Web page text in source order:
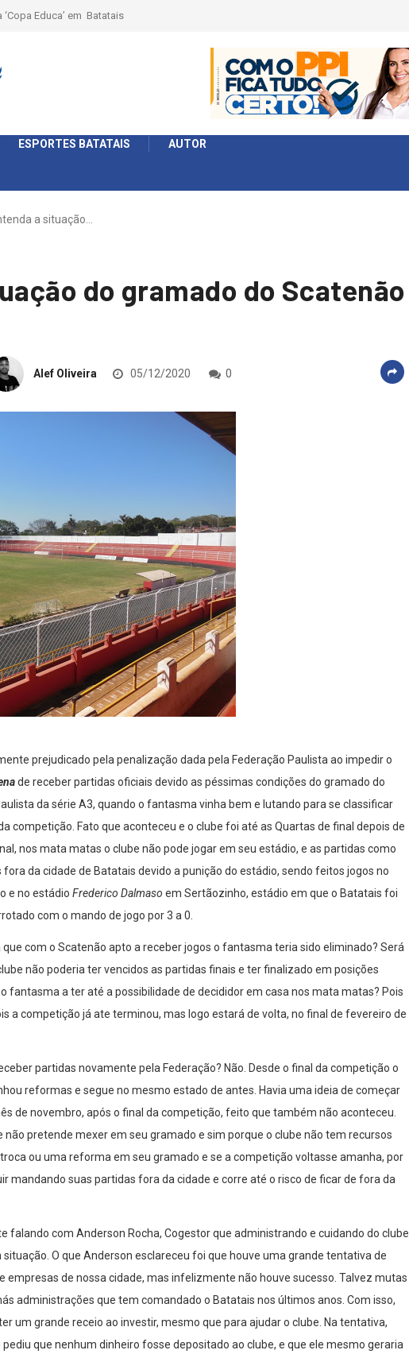
com a LABE na Série Ouro e entidade define a 2° fase, times e formato
ESPORTES BATATAIS AUTOR
a situação…
do gramado do Scatenão
Alef Oliveira 05/12/2020 0
prejudicado pela penalização dada pela Federação Paulista ao impedir o
de receber partidas oficiais devido as péssimas condições do gramado do
da série A3, quando o fantasma vinha bem e lutando para se classificar
competição. Fato que aconteceu e o clube foi até as Quartas de final depois de
nos mata matas o clube não pode jogar em seu estádio, e as partidas como
da cidade de Batatais devido a punição do estádio, sendo feitos jogos no
e no estádio Frederico Dalmaso em Sertãozinho, estádio em que o Batatais foi
com o mando de jogo por 3 a 0.
com o Scatenão apto a receber jogos o fantasma teria sido eliminado? Será
não poderia ter vencidos as partidas finais e ter finalizado em posições
fantasma a ter até a possibilidade de decididor em casa nos mata matas? Pois
a competição já ate terminou, mas logo estará de volta, no final de fevereiro de
partidas novamente pela Federação? Não. Desde o final da competição o
reformas e segue no mesmo estado de antes. Havia uma ideia de começar
de novembro, após o final da competição, feito que também não aconteceu.
não pretende mexer em seu gramado e sim porque o clube não tem recursos
ou uma reforma em seu gramado e se a competição voltasse amanha, por
mandando suas partidas fora da cidade e corre até o risco de ficar de fora da
falando com Anderson Rocha, Cogestor que administrando e cuidando do clube
O que Anderson esclareceu foi que houve uma grande tentativa de
empresas de nossa cidade, mas infelizmente não houve sucesso. Talvez mutas
administrações que tem comandado o Batatais nos últimos anos. Com isso,
um grande receio ao investir, mesmo que para ajudar o clube. Na tentativa,
que nenhum dinheiro fosse depositado ao clube, e que ele mesmo geraria